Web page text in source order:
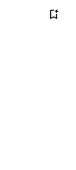
bookmark_add